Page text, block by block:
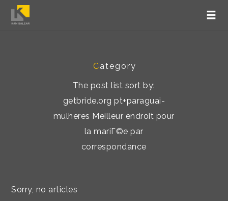
Category
The post list sort by:
getbride.org pt+paraguai-
mulheres Meilleur endroit pour
la mariГ©e par
correspondance
Sorry, no articles